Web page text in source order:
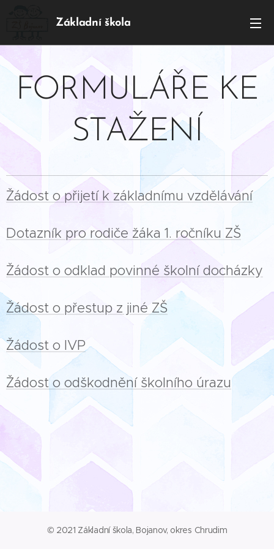
Základní škola
FORMULÁŘE KE
STAŽENÍ
Žádost o přijetí k základnímu vzdělávání
Dotazník pro rodiče žáka 1. ročníku ZŠ
Žádost o odklad povinné školní docházky
Žádost o přestup z jiné ZŠ
Žádost o IVP
Žádost o odškodnění školního úrazu
© 2021 Základní škola, Bojanov, okres Chrudim